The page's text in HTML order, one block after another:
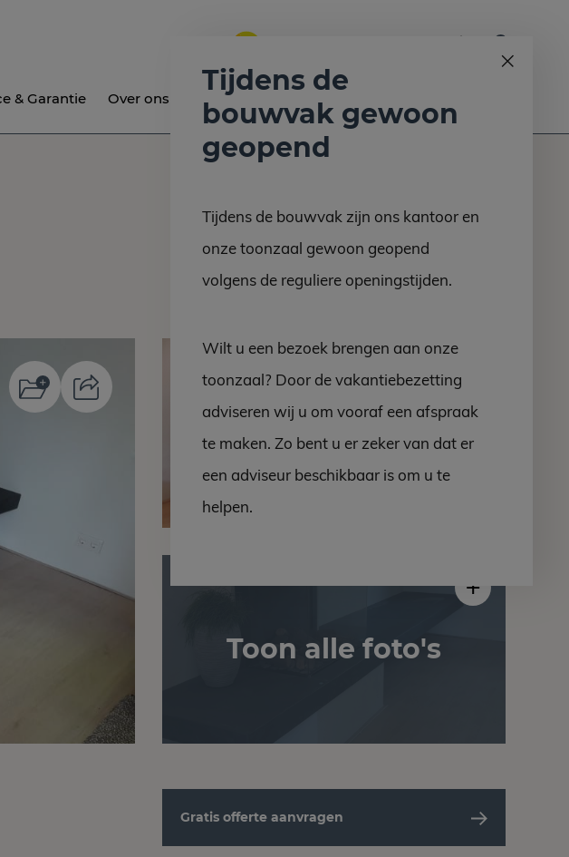
& Garantie Over ons Nieuws
Gratis offerte aanvragen
Tijdens de
bouwvak gewoon
geopend
Tijdens de bouwvak zijn ons kantoor en
onze toonzaal gewoon geopend
volgens de reguliere openingstijden.
Wilt u een bezoek brengen aan onze
toonzaal? Door de vakantiebezetting
adviseren wij u om vooraf een afspraak
te maken. Zo bent u er zeker van dat er
een adviseur beschikbaar is om u te
helpen.